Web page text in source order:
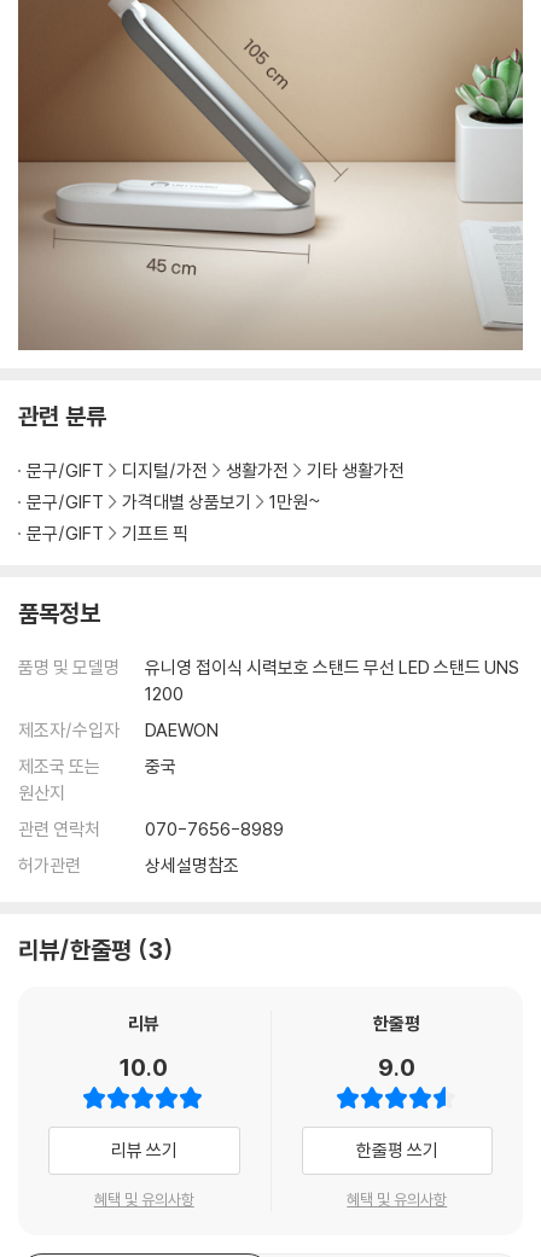
관련 분류
문구/GIFT 디지털/가전 생활가전
기타 생활가전
문구/GIFT
가격대별 상품보기
1만원~
문구/GIFT
기프트 픽
품목정보
품명 및 모델명
유니영 접이식 시력보호 스탠드 무선 LED 스탠드 UNS
1200
제조자/수입자
DAEWON
제조국 또는
원산지
중국
관련 연락처
070-7656-8989
허가관련
상세설명참조
리뷰/한줄평 3
리뷰
10.0
리뷰 쓰기
혜택 및 유의사항
한줄평
9.0
한줄평 쓰기
혜택 및 유의사항